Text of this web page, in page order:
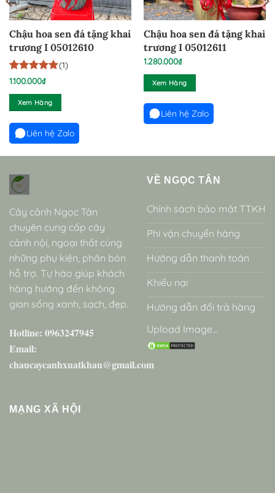
Chậu hoa sen đá tặng khai
trương I 05012610
5trên 5
1
đánh giá
(1)
1.100.000₫
Xem Hàng
Liên hệ Zalo
Chậu hoa sen đá tặng khai
trương I 05012611
1.280.000₫
Xem Hàng
Liên hệ Zalo
Cây cảnh Ngọc Tân
chuyên cung cấp cây
cảnh nội, ngoại thất cùng
những phụ kiện, phân bón
hỗ trợ. Tự hào giúp khách
hàng hướng đến không
gian sống xanh, sạch, đẹp.
Hotline: 0963247945
Email:
chaucaycanhxuatkhau@gmail.com
VỀ NGỌC TÂN
Chính sách bảo mật TTKH
Phí vận chuyển hàng
Hướng dẫn thanh toán
Khiếu nại
Hướng dẫn đổi trả hàng
Upload Image...
MẠNG XÃ HỘI